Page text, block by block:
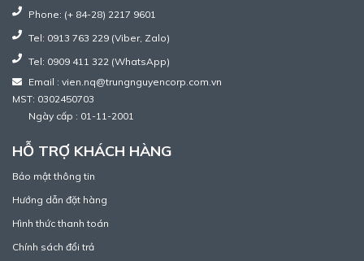
Phone: (+ 84-28) 2217 9601
Tel: 0913 763 229 (Viber, Zalo)
Tel: 0909 411 322 (WhatsApp)
Email : vien.nq@trungnguyencorp.com.vn
MST: 0302450703
Ngày cấp : 01-11-2001
HỖ TRỢ KHÁCH HÀNG
Bảo mật thông tin
Hướng dẫn đặt hàng
Hình thức thanh toán
Chính sách đổi trả